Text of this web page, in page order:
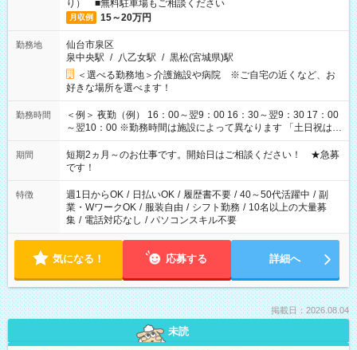
り） ■無料駐車場もご相談ください
月収例 15～20万円
勤務地
仙台市泉区
泉中央駅 / 八乙女駅 / 黒松(宮城県)駅
＜選べる勤務地＞介護施設や病院 ※ご自宅の近くなど、お
好きな場所を選べます！
勤務時間
＜例＞ 夜勤（例） 16：00～翌9：00 16：30～翌9：30 17：00
～翌10：00 ※勤務時間は施設によって異なります 「土日祝は休
みたい」 「しっかり稼ぎたい」 「もう少し遅い時間から始めた
い」など ご希望にあったお仕事をご案内いたします。 ※未経験
の方の場合は1～2ヶ月間は日中での仕事を経験いただき、 お
仕事に慣れてからの夜勤になります。 ★家庭の都合でお休みが
必要な場合も遠慮なくご相談ください。
期間
短期2ヵ月～のお仕事です。開始日はご相談ください！ ★急募
です！
特徴 週1日からOK / 日払いOK / 履歴書不要 / 40～50代活躍中 / 副
業・WワークOK / 服装自由 / シフト勤務 / 10名以上の大量募
集 / 電話対応なし / パソコンスキル不要
気になる！ 応募する 詳細へ
掲載日：2026.08.04
未読